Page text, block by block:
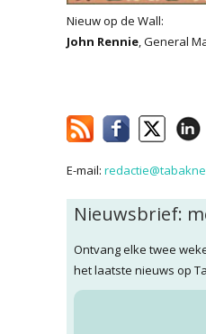
Nieuw op de Wall:
John Rennie, General
E-mail:
Nieuwsbrief:
Ontvang elke twee
het laatste nieuws op